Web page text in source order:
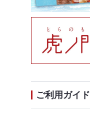
ご利用ガイド